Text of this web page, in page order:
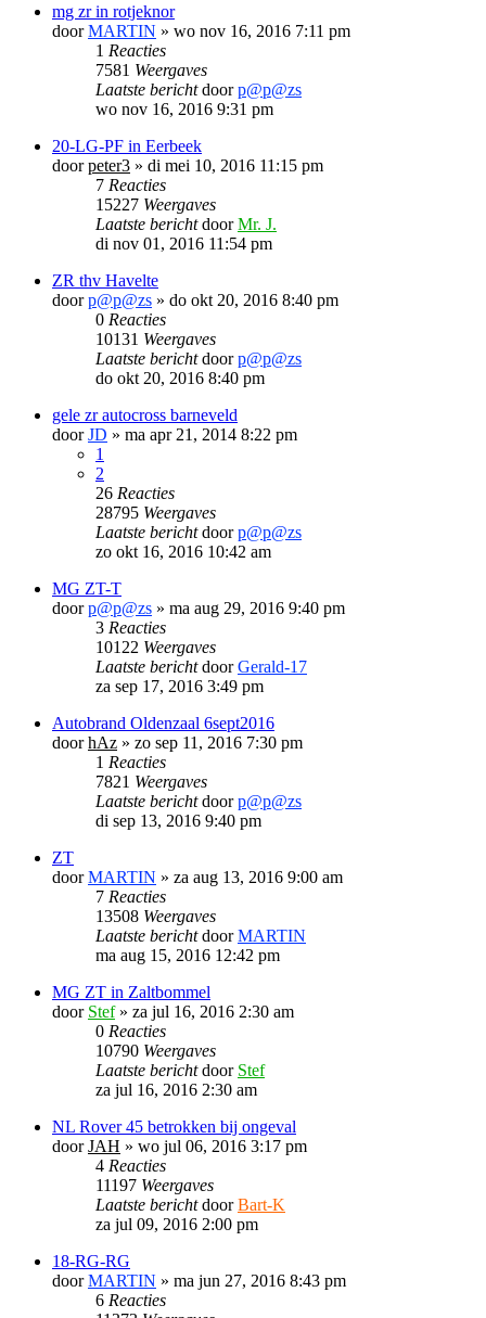
mg zr in rotjeknor
doorMARTIN » wo nov 16, 2016 7:11 pm
1 Reacties
7581 Weergaves
Laatste berichtdoorp@p@zs
wo nov 16, 2016 9:31 pm
20-LG-PF in Eerbeek
doorpeter3 » di mei 10, 2016 11:15 pm
7 Reacties
15227 Weergaves
Laatste berichtdoorMr. J.
di nov 01, 2016 11:54 pm
ZR thv Havelte
doorp@p@zs » do okt 20, 2016 8:40 pm
0 Reacties
10131 Weergaves
Laatste berichtdoorp@p@zs
do okt 20, 2016 8:40 pm
gele zr autocross barneveld
doorJD » ma apr 21, 2014 8:22 pm
1
2
26 Reacties
28795 Weergaves
Laatste berichtdoorp@p@zs
zo okt 16, 2016 10:42 am
MG ZT-T
doorp@p@zs » ma aug 29, 2016 9:40 pm
3 Reacties
10122 Weergaves
Laatste berichtdoorGerald-17
za sep 17, 2016 3:49 pm
Autobrand Oldenzaal 6sept2016
doorhAz » zo sep 11, 2016 7:30 pm
1 Reacties
7821 Weergaves
Laatste berichtdoorp@p@zs
di sep 13, 2016 9:40 pm
ZT
doorMARTIN » za aug 13, 2016 9:00 am
7 Reacties
13508 Weergaves
Laatste berichtdoorMARTIN
ma aug 15, 2016 12:42 pm
MG ZT in Zaltbommel
door Stef» za jul 16, 2016 2:30 am
0 Reacties
10790 Weergaves
Laatste berichtdoor Stef
za jul 16, 2016 2:30 am
NL Rover 45 betrokken bij ongeval
doorJAH » wo jul 06, 2016 3:17 pm
4 Reacties
11197 Weergaves
Laatste berichtdoorBart-K
za jul 09, 2016 2:00 pm
18-RG-RG
doorMARTIN » ma jun 27, 2016 8:43 pm
6 Reacties